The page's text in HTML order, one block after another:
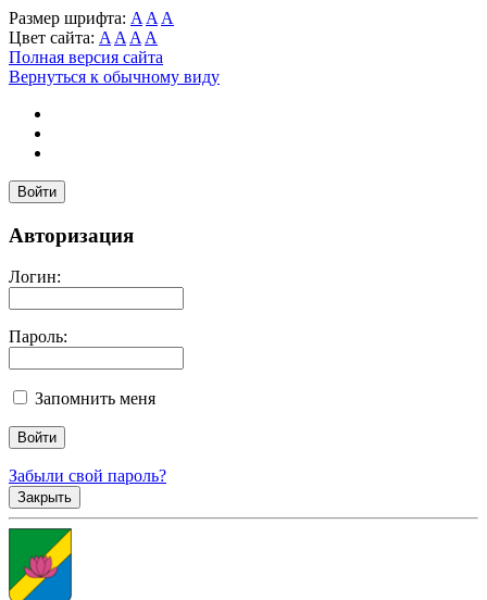
Размер шрифта: A A A
Цвет сайта: A A A A
Полная версия сайта
Вернуться к обычному виду
Войти
Авторизация
Логин:
Пароль:
Запомнить меня
Забыли свой пароль?
Закрыть